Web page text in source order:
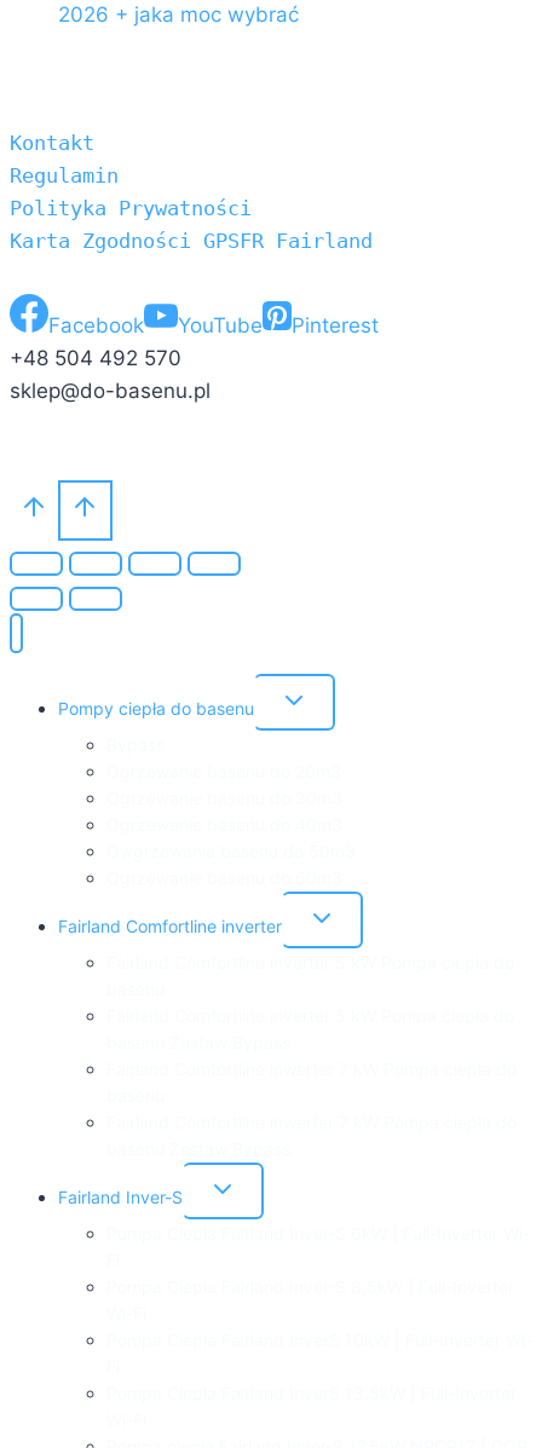
2026 + jaka moc wybrać
Kontakt
Regulamin
Polityka Prywatności
Karta Zgodności GPSFR Fairland
Facebook YouTube
Pinterest
+48 504 492 570
sklep@do-basenu.pl
Pompy ciepła do basenu
Przełącz
podrzędne
Fairland Comfortline inverter
Przełącz
podrzędne
Fairland Inver-S
Przełącz
podrzędne